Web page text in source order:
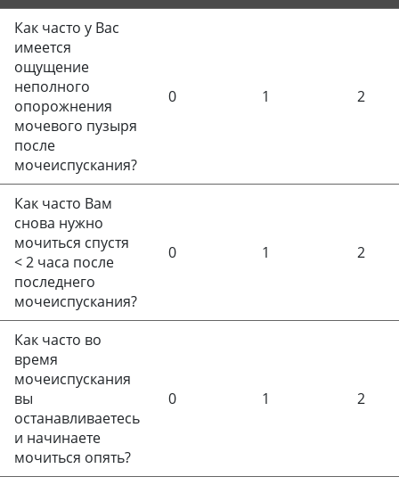
Шкала симптомов доброкачественной гиперплазии
Как часто у Вас
имеется
ощущение
неполного
опорожнения
мочевого пузыря
после
мочеиспускания?
0 1 2
Как часто Вам
снова нужно
мочиться спустя
<2 часа после
последнего
мочеиспускания?
0 1 2
Как часто во
время
мочеиспускания
вы
останавливаетесь
и начинаете
мочиться опять?
0 1 2